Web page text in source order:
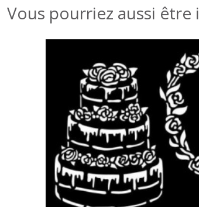
Vous pourriez aussi être